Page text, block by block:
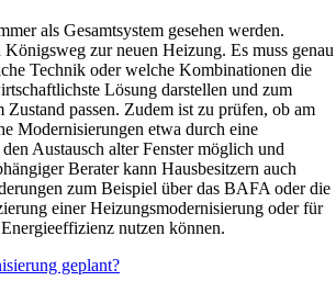
als Gesamtsystem gesehen werden.
zur neuen Heizung. Es muss genau
Technik oder welche Kombinationen die
Lösung darstellen und zum
Zustand passen. Zudem ist zu prüfen, ob am
Modernisierungen etwa durch eine
Austausch alter Fenster möglich und
Berater kann Hausbesitzern auch
zum Beispiel über das BAFA oder die
einer Heizungsmodernisierung oder für
nutzen können.
geplant?